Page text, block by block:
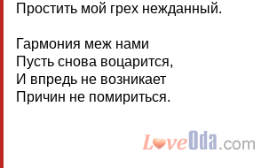
Простить мой грех нежданный.
Гармония меж нами
Пусть снова воцарится,
И впредь не возникает
Причин не помириться.